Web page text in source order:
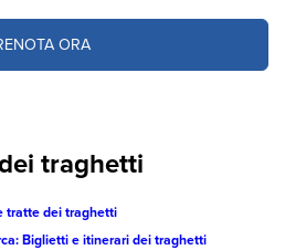
ORA
traghetti
tratte dei traghetti
Biglietti e itinerari dei traghetti